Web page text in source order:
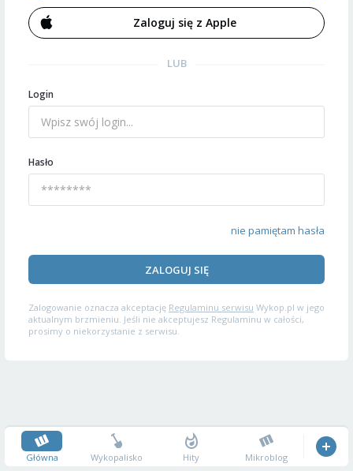
Zaloguj się z Apple
LUB
Login
Hasło
nie pamiętam hasła
ZALOGUJ SIĘ
Zalogowanie oznacza akceptację Regulaminu serwisu Wykop.pl w jego
aktualnym brzmieniu. Jeśli nie akceptujesz Regulaminu w całości,
prosimy o niekorzystanie z serwisu.
Główna Wykopalisko Hity Mikroblog